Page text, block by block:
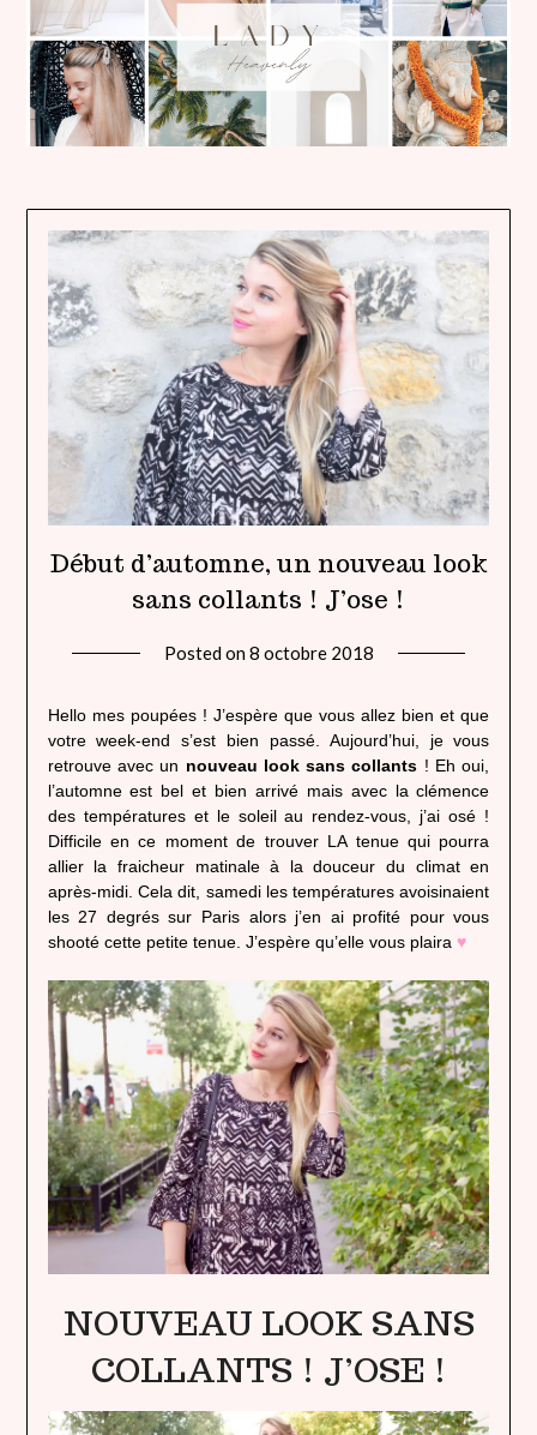
Début d’automne, un nouveau look
sans collants ! J’ose !
Posted on8 octobre 2018
heavenly
Hello mes poupées ! J’espère que vous allez bien et que
votre week-end s’est bien passé. Aujourd’hui, je vous
retrouve avec un nouveau look sans collants ! Eh oui,
l’automne est bel et bien arrivé mais avec la clémence
des températures et le soleil au rendez-vous, j’ai osé !
Difficile en ce moment de trouver LA tenue qui pourra
allier la fraicheur matinale à la douceur du climat en
après-midi. Cela dit, samedi les températures avoisinaient
les 27 degrés sur Paris alors j’en ai profité pour vous
shooté cette petite tenue. J’espère qu’elle vous plaira ♥
NOUVEAU LOOK SANS
COLLANTS ! J’OSE !